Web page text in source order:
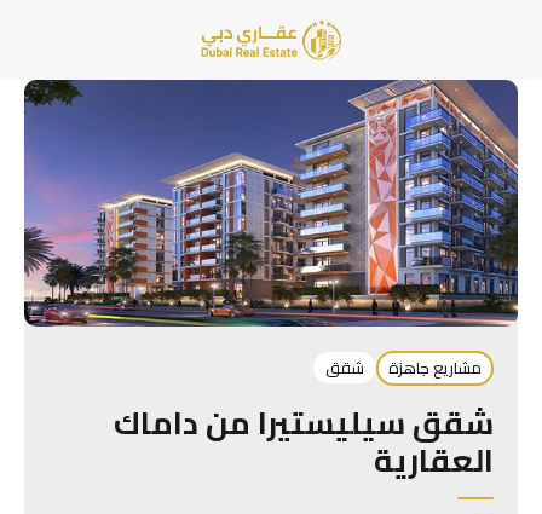
مشاريع جاهزة شقق
شقق سيليستيرا من داماك
العقارية